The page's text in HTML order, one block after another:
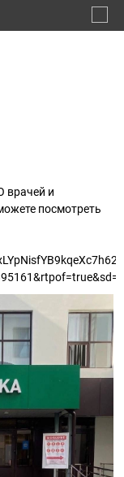
врачей и
посмотреть